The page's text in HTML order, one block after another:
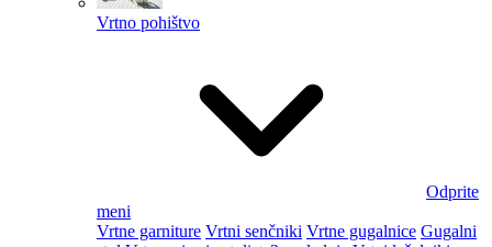
Vrtno pohištvo
Odprite
meni
Vrtne garniture Vrtni senčniki Vrtne gugalnice Gugalni